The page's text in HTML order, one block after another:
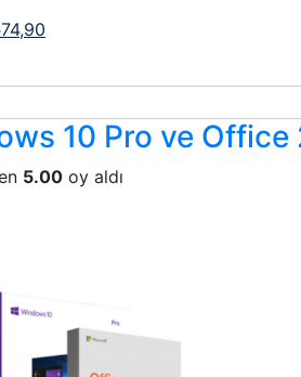
74,90
10 Pro ve Office
5.00 oy aldı